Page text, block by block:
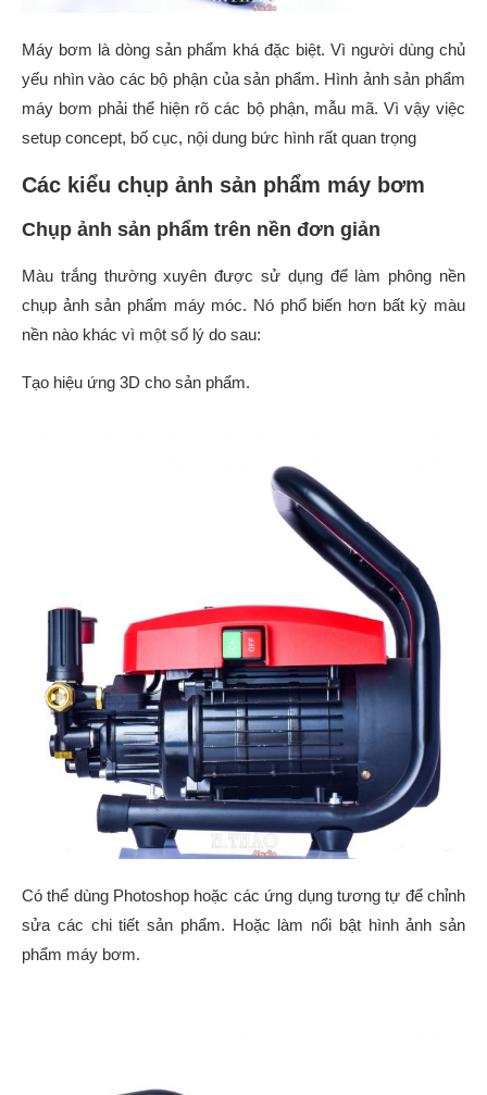
Máy bơm là dòng sản phẩm khá đặc biệt. Vì người dùng chủ
yếu nhìn vào các bộ phận của sản phẩm. Hình ảnh sản phẩm
máy bơm phải thể hiện rõ các bộ phận, mẫu mã. Vì vậy việc
setup concept, bố cục, nội dung bức hình rất quan trọng
Các kiểu chụp ảnh sản phẩm máy bơm
Chụp ảnh sản phẩm trên nền đơn giản
Màu trắng thường xuyên được sử dụng để làm phông nền
chụp ảnh sản phẩm máy móc. Nó phổ biến hơn bất kỳ màu
nền nào khác vì một số lý do sau:
Tạo hiệu ứng 3D cho sản phẩm.
Có thể dùng Photoshop hoặc các ứng dụng tương tự để chỉnh
sửa các chi tiết sản phẩm. Hoặc làm nổi bật hình ảnh sản
phẩm máy bơm.